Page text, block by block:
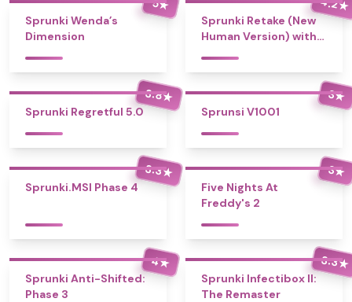
5★
Sprunki Wenda’s
Dimension
★
Sprunki Retake (New
Human Version) with
3.8★
Sprunki Regretful 5.0
3★
Sprunsi V1001
3.3★
Sprunki.MSI Phase 4
3★
Five Nights At
Freddy's 2
4★
Sprunki Anti-Shifted:
Phase 3
3.3★
Sprunki Infectibox II:
The Remaster